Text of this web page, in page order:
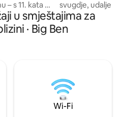
– s 11. kata –
–
Banka,
nov. U
vodimo
svugdje, udaljen
najvećih
(Buckinghamska
Eye i St James
minutu, a izravni
Trafalgar
Piccadilly Circusa
u smještajima za
· Big Ben
Wi-Fi